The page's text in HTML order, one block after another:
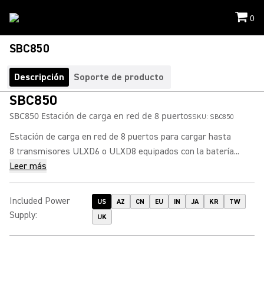
0
SBC850
Descripción Soporte de producto
SBC850
SBC850 Estación de carga en red de 8 puertosSKU: SBC850
Estación de carga en red de 8 puertos para cargar hasta
8 transmisores ULXD6 o ULXD8 equipados con la batería...
Leer más
Included Power
Supply:
US AZ CN EU IN JA KR
TW
UK